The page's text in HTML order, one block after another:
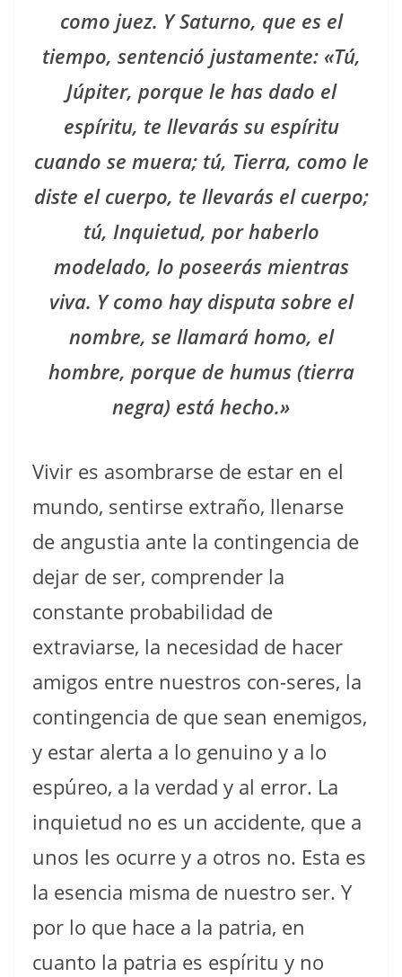
como juez. Y Saturno, que es el
tiempo, sentenció justamente: «Tú,
Júpiter, porque le has dado el
espíritu, te llevarás su espíritu
cuando se muera; tú, Tierra, como le
diste el cuerpo, te llevarás el cuerpo;
tú, Inquietud, por haberlo
modelado, lo poseerás mientras
viva. Y como hay disputa sobre el
nombre, se llamará homo, el
hombre, porque de humus (tierra
negra) está hecho.»
Vivir es asombrarse de estar en el
mundo, sentirse extraño, llenarse
de angustia ante la contingencia de
dejar de ser, comprender la
constante probabilidad de
extraviarse, la necesidad de hacer
amigos entre nuestros con-seres, la
contingencia de que sean enemigos,
y estar alerta a lo genuino y a lo
espúreo, a la verdad y al error. La
inquietud no es un accidente, que a
unos les ocurre y a otros no. Esta es
la esencia misma de nuestro ser. Y
por lo que hace a la patria, en
cuanto la patria es espíritu y no